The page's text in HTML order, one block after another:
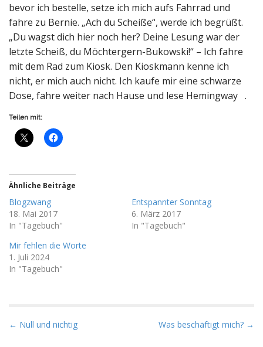
bevor ich bestelle, setze ich mich aufs Fahrrad und
fahre zu Bernie. „Ach du Scheiße“, werde ich begrüßt.
„Du wagst dich hier noch her? Deine Lesung war der
letzte Scheiß, du Möchtergern-Bukowski!“ – Ich fahre
mit dem Rad zum Kiosk. Den Kioskmann kenne ich
nicht, er mich auch nicht. Ich kaufe mir eine schwarze
Dose, fahre weiter nach Hause und lese Hemingway .
Teilen mit:
Ähnliche Beiträge
Blogzwang
18. Mai 2017
In "Tagebuch"
Entspannter Sonntag
6. März 2017
In "Tagebuch"
Mir fehlen die Worte
1. Juli 2024
In "Tagebuch"
P
← Null und nichtig Was beschäftigt mich? →